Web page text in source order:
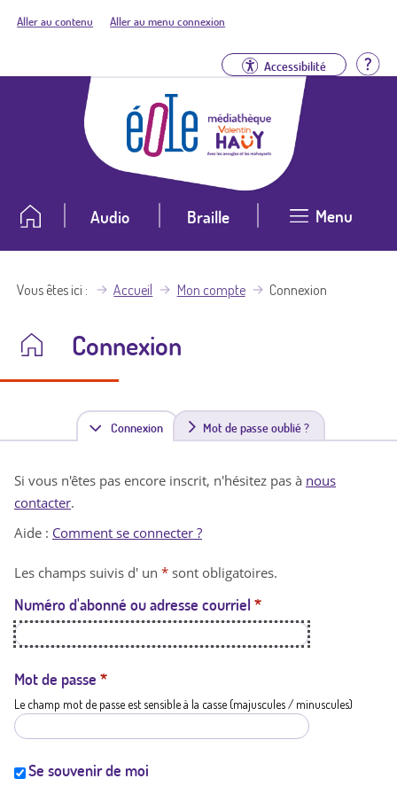
Aller au contenu Aller au menu connexion
Accessibilité
Audio Braille Menu
Vous êtes ici Accueil Mon compte Connexion
Connexion
Connexion(
n
t
a
t
i
Mot de passe oublié ?
Si vous n'êtes pas encore inscrit, n'hésitez pas à nous
contacter.
Aide : Comment se connecter ?
Les champs suivis d' un * sont obligatoires.
Numéro d'abonné ou adresse courriel *
Mot de passe *
Le champ mot de passe est sensible à la casse (majuscules / minuscules)
Se souvenir de moi